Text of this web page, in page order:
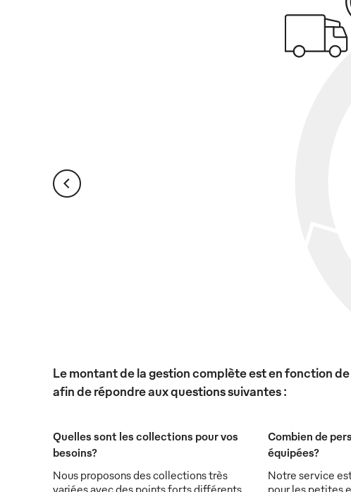
Le montant de la gestion complète est en fonction
afin de répondre aux questions suivantes :
Quelles sont les collections pour vos
besoins?
Nous proposons des collections très
Combien de
équipées?
Notre service